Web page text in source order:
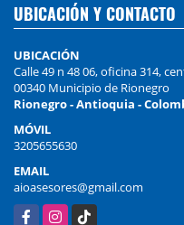
UBICACIÓN Y CONTACTO
UBICACIÓN
Calle 49 n 48 06, oficina 314,
00340 Municipio de Rionegro
Rionegro - Antioquia -
MÓVIL
3205655630
EMAIL
aioasesores@gmail.com
FacebookInstagram
TikTok